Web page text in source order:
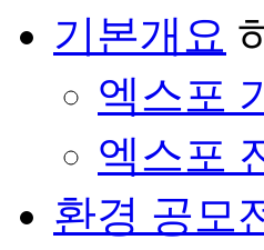
기본개요
엑스포
엑스포
환경 공모